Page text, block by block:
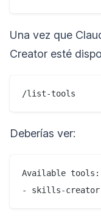
Una vez que
Creator esté
Deberías ver:
Available tools: